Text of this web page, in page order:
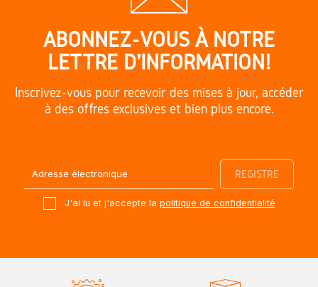
ABONNEZ-VOUS À NOTRE
LETTRE D'INFORMATION!
Inscrivez-vous pour recevoir des mises à jour, accéder
à des offres exclusives et bien plus encore.
J'ai lu et j'accepte la politique de confidentialité